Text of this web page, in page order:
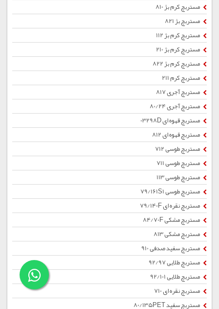
مستربچ کرم بژ 810
مستربچ بژ 821
مستربچ کرم بژ 112
مستربچ کرم بژ 210
مستربچ کرم بژ 822
مستربچ کرم 211
مستربچ آجری 817
مستربچ آجری 80/24
مستربچ قهوه ای 03298D
مستربچ قهوه ای 812
مستربچ طوسی 712
مستربچ طوسی 711
مستربچ طوسی 113
مستربچ طوسی 79/161S1
مستربچ نقره ای 79/140F
مستربچ مشکی 84/70F
مستربچ مشکی 813
مستربچ سفید صدفی 910
مستربچ طلایی 92/97
مستربچ طلایی 92/101
مستربچ نقره ای 710
مستربچ سفید 80/135PET